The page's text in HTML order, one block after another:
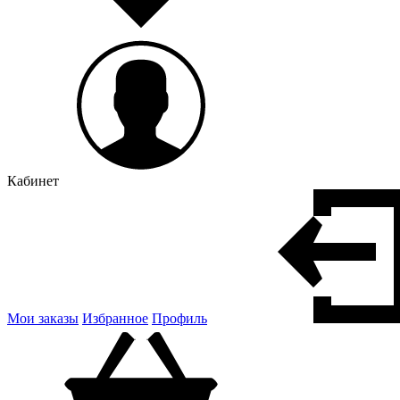
Кабинет
Мои заказы Избранное Профиль